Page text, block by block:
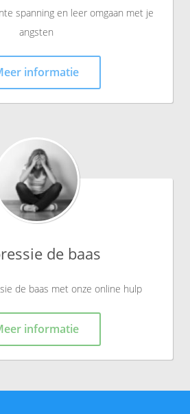
spanning en leer omgaan met je
angsten
informatie
de baas
de baas met onze online hulp
informatie